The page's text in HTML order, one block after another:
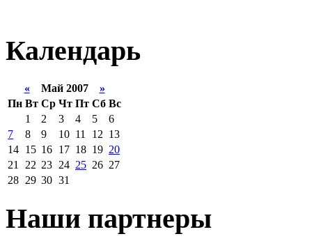
Календарь
«Май 2007 »
Пн Вт Ср Чт Пт Сб Вс
1
2 3 4 5
6
7
8 9 10 11 12 13
14 15 16 17 18 19 20
21
22 23 24 25 26 27
28 29 30 31
Наши партнеры